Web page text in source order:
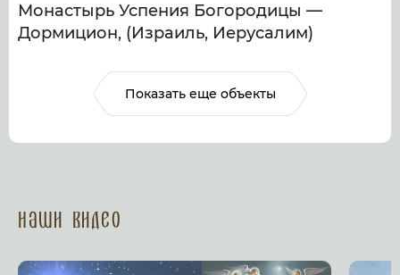
Монастырь Успения Богородицы —
Дормицион, (Израиль, Иерусалим)
Показать еще объекты
Наши Видео